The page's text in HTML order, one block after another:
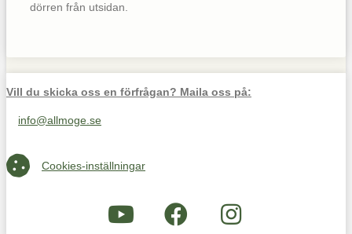
dörren från utsidan.
Vill du skicka oss en förfrågan? Maila oss på:
Maila oss på info@allmoge.se
info@allmoge.se
Cookies-inställningar
Cookies-inställningar